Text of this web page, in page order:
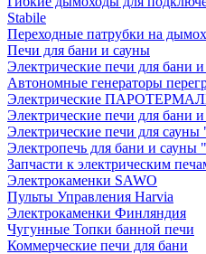
Stabile
Переходные патрубки на
Печи для бани и сауны
Электрические печи для бани
Автономные генераторы
Электрические
Электрические печи для бани
Электрические печи для сауны
Электропечь для бани и сауны
Запчасти к электрическим
Электрокаменки SAWO
Пульты Управления Harvia
Электрокаменки Финляндия
Чугунные Топки банной печи
Коммерческие печи для бани